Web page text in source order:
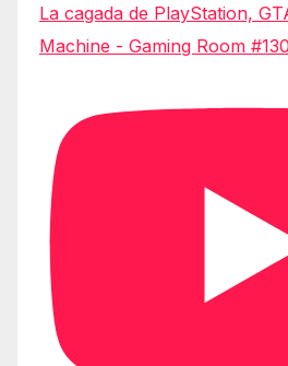
La cagada de PlayStation,
Machine - Gaming Room #130